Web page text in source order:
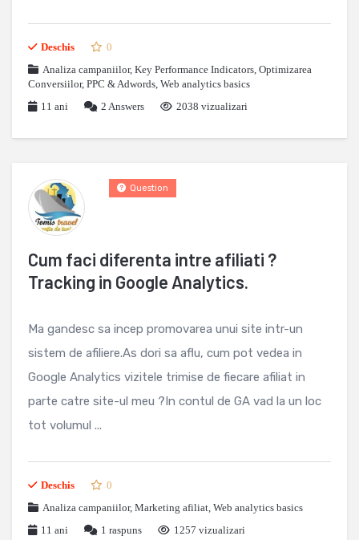
Deschis
0
Analiza campaniilor, Key Performance Indicators, Optimizarea
Conversiilor, PPC & Adwords, Web analytics basics
11 ani
2 Answers 2038 vizualizari
Cum faci diferenta intre afiliati ?
Tracking in Google Analytics.
Question
Ma gandesc sa incep promovarea unui site intr-un
sistem de afiliere.As dori sa aflu, cum pot vedea in
Google Analytics vizitele trimise de fiecare afiliat in
parte catre site-ul meu ?In contul de GA vad la un loc
tot volumul ...
Deschis
0
Analiza campaniilor, Marketing afiliat, Web analytics basics
11 ani
1 raspuns 1257 vizualizari